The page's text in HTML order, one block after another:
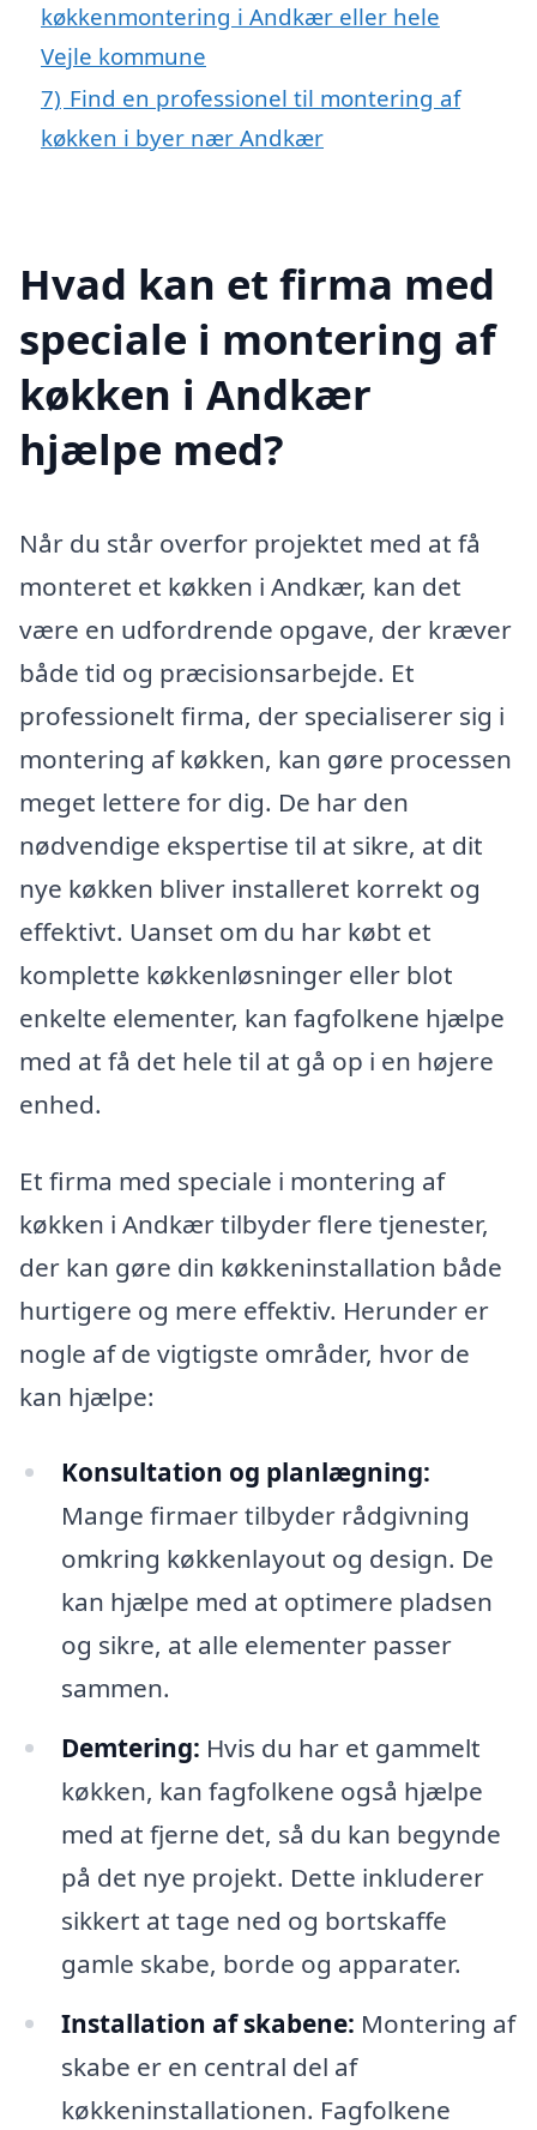
køkkenmontering i Andkær eller hele
Vejle kommune
7) Find en professionel til montering af
køkken i byer nær Andkær
Hvad kan et firma med
speciale i montering af
køkken i Andkær
hjælpe med?
Når du står overfor projektet med at få
monteret et køkken i Andkær, kan det
være en udfordrende opgave, der kræver
både tid og præcisionsarbejde. Et
professionelt firma, der specialiserer sig i
montering af køkken, kan gøre processen
meget lettere for dig. De har den
nødvendige ekspertise til at sikre, at dit
nye køkken bliver installeret korrekt og
effektivt. Uanset om du har købt et
komplette køkkenløsninger eller blot
enkelte elementer, kan fagfolkene hjælpe
med at få det hele til at gå op i en højere
enhed.
Et firma med speciale i montering af
køkken i Andkær tilbyder flere tjenester,
der kan gøre din køkkeninstallation både
hurtigere og mere effektiv. Herunder er
nogle af de vigtigste områder, hvor de
kan hjælpe:
Konsultation og planlægning:
Mange firmaer tilbyder rådgivning
omkring køkkenlayout og design. De
kan hjælpe med at optimere pladsen
og sikre, at alle elementer passer
sammen.
Demtering: Hvis du har et gammelt
køkken, kan fagfolkene også hjælpe
med at fjerne det, så du kan begynde
på det nye projekt. Dette inkluderer
sikkert at tage ned og bortskaffe
gamle skabe, borde og apparater.
Installation af skabene: Montering af
skabe er en central del af
køkkeninstallationen. Fagfolkene